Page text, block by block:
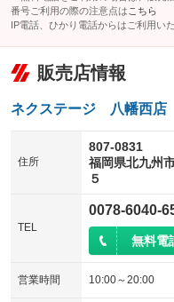
番号ご利用の際の注意点は こちら
IP電話、ひかり電話からはご利用い
販売店情報
ネクステージ 八幡西店
住所
807-0831
福岡県北九州
５
TEL
0078-6040-
無料電
営業時間 10:00～20:00